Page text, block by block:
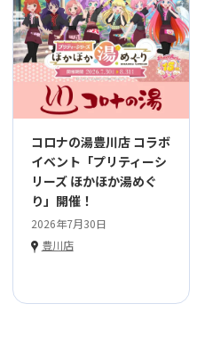
コロナの湯豊川店 コラボ
イベント「プリティーシ
リーズ ほかほか湯めぐ
り」開催！
2026年7月30日
豊川店